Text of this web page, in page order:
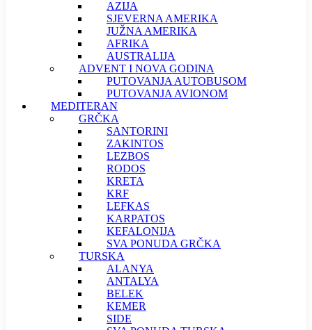
AZIJA
SJEVERNA AMERIKA
JUŽNA AMERIKA
AFRIKA
AUSTRALIJA
ADVENT I NOVA GODINA
PUTOVANJA AUTOBUSOM
PUTOVANJA AVIONOM
MEDITERAN
GRČKA
SANTORINI
ZAKINTOS
LEZBOS
RODOS
KRETA
KRF
LEFKAS
KARPATOS
KEFALONIJA
SVA PONUDA GRČKA
TURSKA
ALANYA
ANTALYA
BELEK
KEMER
SIDE